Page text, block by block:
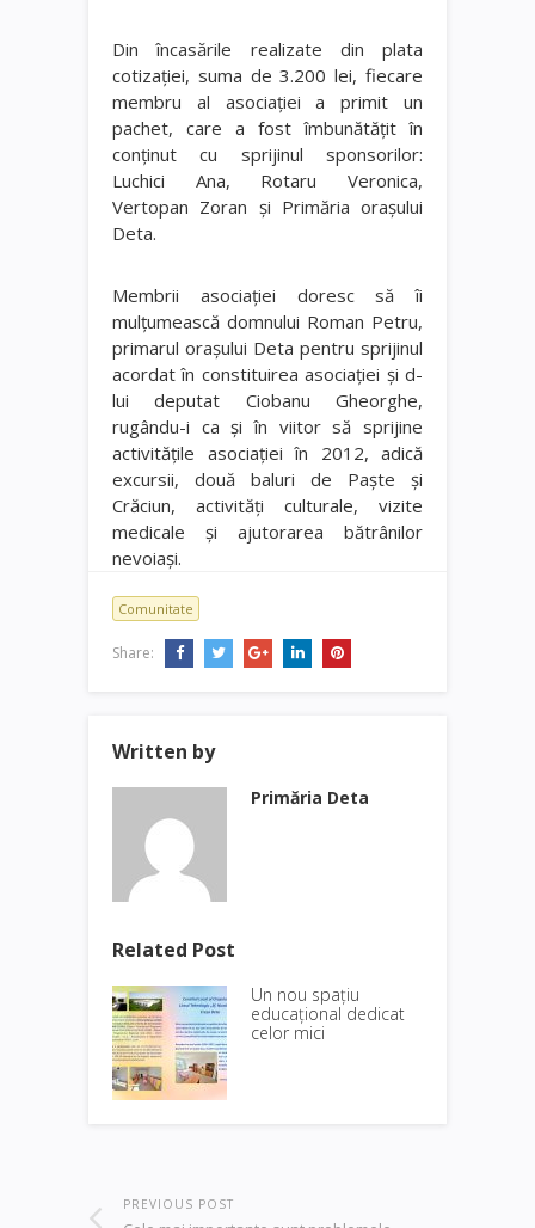
Din încasările realizate din plata
cotizaţiei, suma de 3.200 lei, fiecare
membru al asociaţiei a primit un
pachet, care a fost îmbunătăţit în
conţinut cu sprijinul sponsorilor:
Luchici Ana, Rotaru Veronica,
Vertopan Zoran şi Primăria oraşului
Deta.
Membrii asociaţiei doresc să îi
mulţumească domnului Roman Petru,
primarul oraşului Deta pentru sprijinul
acordat în constituirea asociaţiei şi d-
lui deputat Ciobanu Gheorghe,
rugându-i ca şi în viitor să sprijine
activităţile asociaţiei în 2012, adică
excursii, două baluri de Paşte şi
Crăciun, activităţi culturale, vizite
medicale şi ajutorarea bătrânilor
nevoiaşi.
Comunitate
Share:
Written by
Primăria Deta
Related Post
Un nou spațiu
educațional dedicat
celor mici
PREVIOUS POST